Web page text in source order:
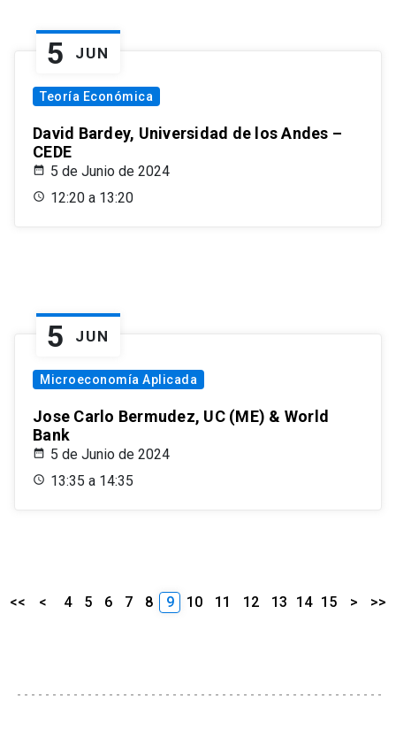
5 JUN
Teoría Económica
David Bardey, Universidad de los Andes –
CEDE
5 de Junio de 2024
12:20 a 13:20
5 JUN
Microeconomía Aplicada
Jose Carlo Bermudez, UC (ME) & World
Bank
5 de Junio de 2024
13:35 a 14:35
<< < 4 5 6 7 8 9 10 11 12 13 14 15 > >>